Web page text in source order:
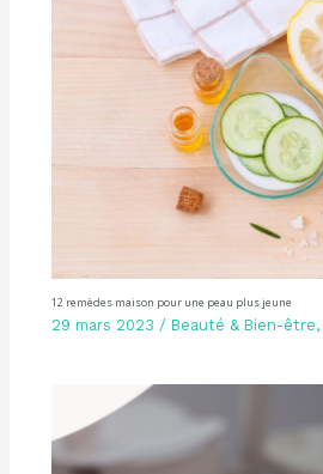
12 remèdes maison pour une peau plus jeune
29 mars 2023 / Beauté & Bien-être,